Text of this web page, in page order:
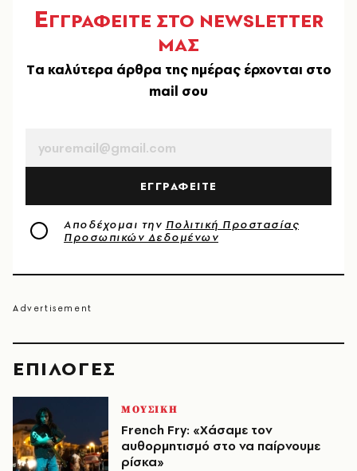
EΠΙΛΟΓΈΣ
ΜΟΥΣΙΚΗ
French Fry: «Χάσαμε τον
αυθορμητισμό στο να παίρνουμε
ρίσκα»
ΕΓΓΡΑΦΕΙΤΕ ΣΤΟ NEWSLETTER
ΜΑΣ
Tα καλύτερα άρθρα της ημέρας έρχονται στο
mail σου
ΕΓΓΡΑΦΕΙΤΕ
Αποδέχομαι την Πολιτική Προστασίας
Προσωπικών Δεδομένων